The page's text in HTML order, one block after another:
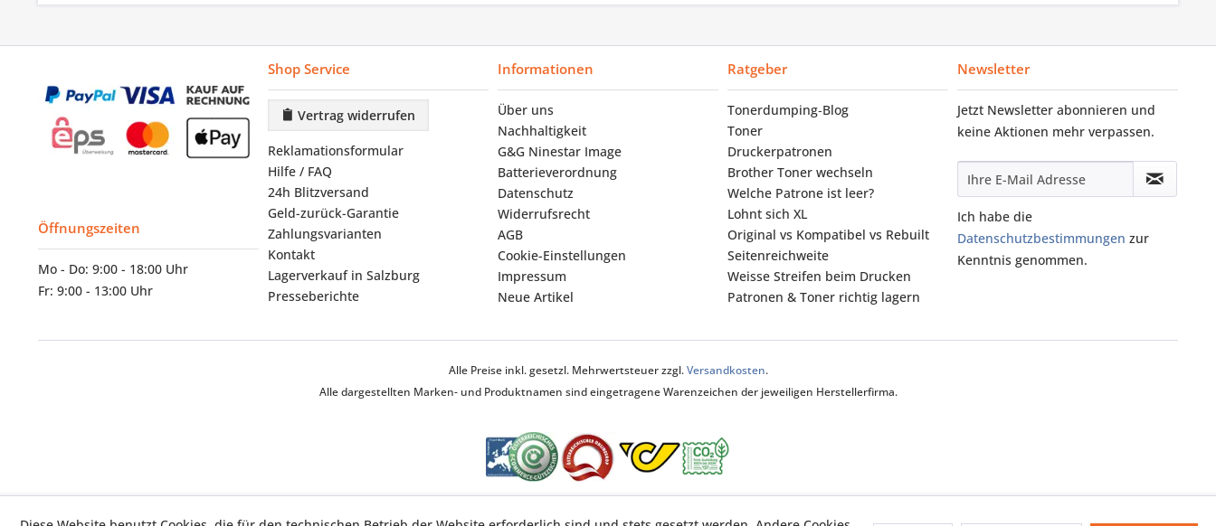
Öffnungszeiten
Mo - Do: 9:00 - 18:00 Uhr
Fr: 9:00 - 13:00 Uhr
Shop Service
Vertrag widerrufen
Reklamationsformular
Hilfe / FAQ
24h Blitzversand
Geld-zurück-Garantie
Zahlungsvarianten
Kontakt
Lagerverkauf in Salzburg
Presseberichte
Informationen
Über uns
Nachhaltigkeit
G&G Ninestar Image
Batterieverordnung
Datenschutz
Widerrufsrecht
AGB
Cookie-Einstellungen
Impressum
Neue Artikel
Ratgeber
Tonerdumping‑Blog
Toner
Druckerpatronen
Brother Toner wechseln
Welche Patrone ist leer?
Lohnt sich XL
Original vs Kompatibel vs Rebuilt
Seitenreichweite
Weisse Streifen beim Drucken
Patronen & Toner richtig lagern
Newsletter
Jetzt Newsletter abonnieren und
keine Aktionen mehr verpassen.
Ich habe die
Datenschutzbestimmungen zur
Kenntnis genommen.
Alle Preise inkl. gesetzl. Mehrwertsteuer zzgl.Versandkosten.
Alle dargestellten Marken- und Produktnamen sind eingetragene Warenzeichen der jeweiligen Herstellerfirma.